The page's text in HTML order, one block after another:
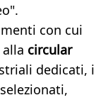
con cui
circular
dedicati, i